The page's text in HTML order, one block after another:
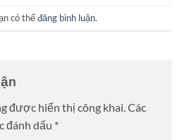
có thểđăng bình luận.
được hiển thị công khai.Các
đánh dấu *